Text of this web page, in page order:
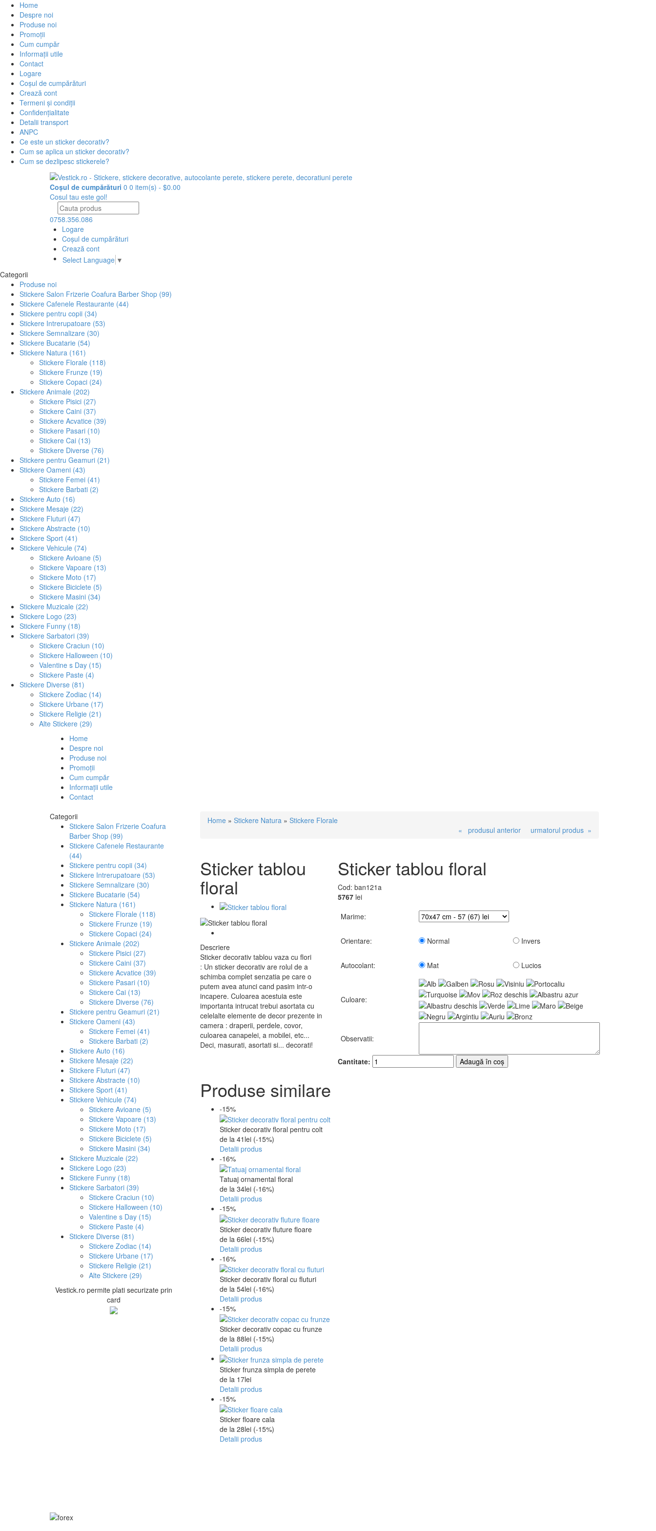
Home
Despre noi
Produse noi
Promoții
Cum cumpăr
Informații utile
Contact
Logare
Coșul de cumpărături
Crează cont
Termeni și condiții
Confidențialitate
Detalii transport
ANPC
Ce este un sticker decorativ?
Cum se aplica un sticker decorativ?
Cum se dezlipesc stickerele?
Coșul de cumpărături 0 0 item(s) - $0.00
Cosul tau este gol!
0758.356.086
Logare
Coșul de cumpărături
Crează cont
Select Language ▼
Categorii
Produse noi
Stickere Salon Frizerie Coafura Barber Shop (99)
Stickere Cafenele Restaurante (44)
Stickere pentru copii (34)
Stickere Intrerupatoare (53)
Stickere Semnalizare (30)
Stickere Bucatarie (54)
Stickere Natura (161)
Stickere Florale (118)
Stickere Frunze (19)
Stickere Copaci (24)
Stickere Animale (202)
Stickere Pisici (27)
Stickere Caini (37)
Stickere Acvatice (39)
Stickere Pasari (10)
Stickere Cai (13)
Stickere Diverse (76)
Stickere pentru Geamuri (21)
Stickere Oameni (43)
Stickere Femei (41)
Stickere Barbati (2)
Stickere Auto (16)
Stickere Mesaje (22)
Stickere Fluturi (47)
Stickere Abstracte (10)
Stickere Sport (41)
Stickere Vehicule (74)
Stickere Avioane (5)
Stickere Vapoare (13)
Stickere Moto (17)
Stickere Biciclete (5)
Stickere Masini (34)
Stickere Muzicale (22)
Stickere Logo (23)
Stickere Funny (18)
Stickere Sarbatori (39)
Stickere Craciun (10)
Stickere Halloween (10)
Valentine s Day (15)
Stickere Paste (4)
Stickere Diverse (81)
Stickere Zodiac (14)
Stickere Urbane (17)
Stickere Religie (21)
Alte Stickere (29)
Home
Despre noi
Produse noi
Promoții
Cum cumpăr
Informații utile
Contact
Categorii
Stickere Salon Frizerie Coafura
Barber Shop (99)
Stickere Cafenele Restaurante
(44)
Stickere pentru copii (34)
Stickere Intrerupatoare (53)
Stickere Semnalizare (30)
Stickere Bucatarie (54)
Stickere Natura (161)
Stickere Florale (118)
Stickere Frunze (19)
Stickere Copaci (24)
Stickere Animale (202)
Stickere Pisici (27)
Stickere Caini (37)
Stickere Acvatice (39)
Stickere Pasari (10)
Stickere Cai (13)
Stickere Diverse (76)
Stickere pentru Geamuri (21)
Stickere Oameni (43)
Stickere Femei (41)
Stickere Barbati (2)
Stickere Auto (16)
Stickere Mesaje (22)
Stickere Fluturi (47)
Stickere Abstracte (10)
Stickere Sport (41)
Stickere Vehicule (74)
Stickere Avioane (5)
Stickere Vapoare (13)
Stickere Moto (17)
Stickere Biciclete (5)
Stickere Masini (34)
Stickere Muzicale (22)
Stickere Logo (23)
Stickere Funny (18)
Stickere Sarbatori (39)
Stickere Craciun (10)
Stickere Halloween (10)
Valentine s Day (15)
Stickere Paste (4)
Stickere Diverse (81)
Stickere Zodiac (14)
Stickere Urbane (17)
Stickere Religie (21)
Alte Stickere (29)
Vestick.ro permite plati securizate prin
card
Home» Stickere Natura » Stickere Florale
« produsul anterior
urmatorul produs »
Sticker tablou
floral
Descriere
Sticker decorativ tablou vaza cu flori
: Un sticker decorativ are rolul de a
schimba complet senzatia pe care o
putem avea atunci cand pasim intr-o
incapere. Culoarea acestuia este
importanta intrucat trebui asortata cu
celelalte elemente de decor prezente in
camera : draperii, perdele, covor,
culoarea canapelei, a mobilei, etc...
Deci, masurati, asortati si... decorati!
Sticker tablou floral
Cod: ban121a
5767lei
Marime:
Orientare: Normal Invers
Autocolant: Mat Lucios
Culoare:
Observatii:
Cantitate: Adaugă în coș
Produse similare
-15%
Sticker decorativ floral pentru colt
de la 41 lei (-15%)
Detalii produs
-16%
Tatuaj ornamental floral
de la 34lei (-16%)
Detalii produs
-15%
Sticker decorativ fluture floare
de la 66lei (-15%)
Detalii produs
-16%
Sticker decorativ floral cu fluturi
de la 54lei (-16%)
Detalii produs
-15%
Sticker decorativ copac cu frunze
de la 88lei (-15%)
Detalii produs
Sticker frunza simpla de perete
de la 17lei
Detalii produs
-15%
Sticker floare cala
de la 28lei (-15%)
Detalii produs